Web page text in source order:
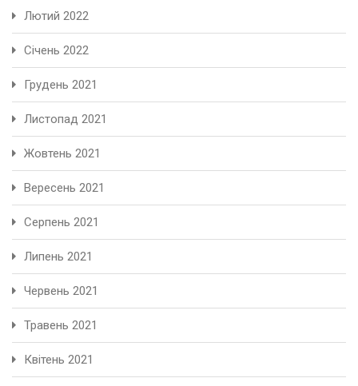
Лютий 2022
Січень 2022
Грудень 2021
Листопад 2021
Жовтень 2021
Вересень 2021
Серпень 2021
Липень 2021
Червень 2021
Травень 2021
Квітень 2021